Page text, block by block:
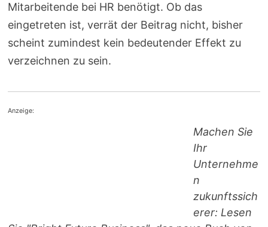
Mitarbeitende bei HR benötigt. Ob das
eingetreten ist, verrät der Beitrag nicht, bisher
scheint zumindest kein bedeutender Effekt zu
verzeichnen zu sein.
Anzeige:
Machen Sie
Ihr
Unternehme
n
zukunftssich
erer: Lesen